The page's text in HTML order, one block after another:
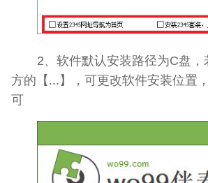
2、软件默认安装路径为C盘
方的【...】，可更改软件安装位置
可